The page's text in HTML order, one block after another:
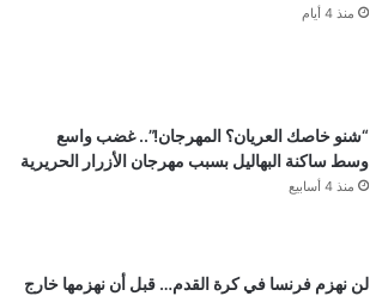
منذ 4 أيام
“شنو خاصك العريان؟ المهرجان!”.. غضب واسع
وسط ساكنة البهاليل بسبب مهرجان الأزرار الحريرية
منذ 4 أسابيع
لن نهزم فرنسا في كرة القدم… قبل أن نهزمها خارج